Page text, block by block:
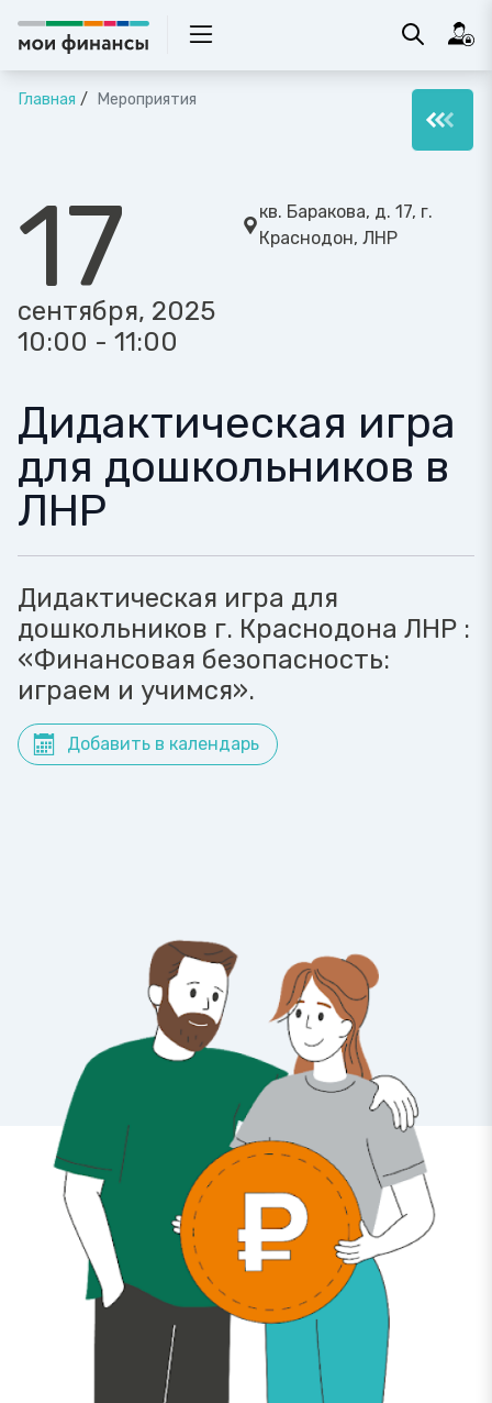
Главная Мероприятия
17
сентября, 2025
10:00 - 11:00
кв. Баракова, д. 17, г.
Краснодон, ЛНР
Дидактическая игра
для дошкольников в
ЛНР
Дидактическая игра для
дошкольников г. Краснодона ЛНР :
«Финансовая безопасность:
играем и учимся».
Добавить в календарь